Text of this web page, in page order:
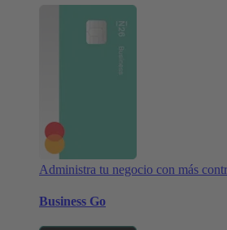
Administra tu negocio con más
Business Go